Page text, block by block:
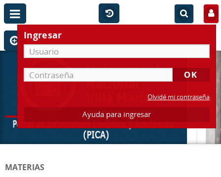
Ingresar
Olvidé mi contraseña
Ayuda para ingresar
MATERIAS